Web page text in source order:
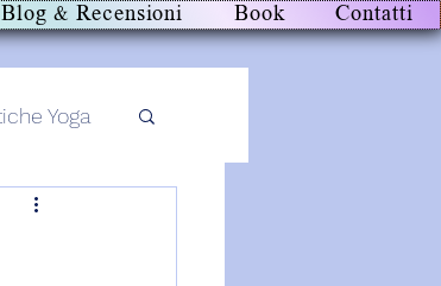
Blog & Recensioni Book Contatti
Yoga